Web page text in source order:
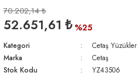
70.202,14 ₺
52.651,61 ₺ %25
Kategori Cetaş Yüzükler
Marka
Cetaş
Stok Kodu
YZ43506